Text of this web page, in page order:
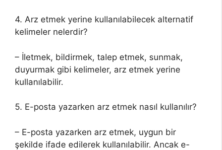
4. Arz etmek yerine kullanılabilecek alternatif
kelimeler nelerdir?
– İletmek, bildirmek, talep etmek, sunmak,
duyurmak gibi kelimeler, arz etmek yerine
kullanılabilir.
5. E-posta yazarken arz etmek nasıl kullanılır?
– E-posta yazarken arz etmek, uygun bir
şekilde ifade edilerek kullanılabilir. Ancak e-